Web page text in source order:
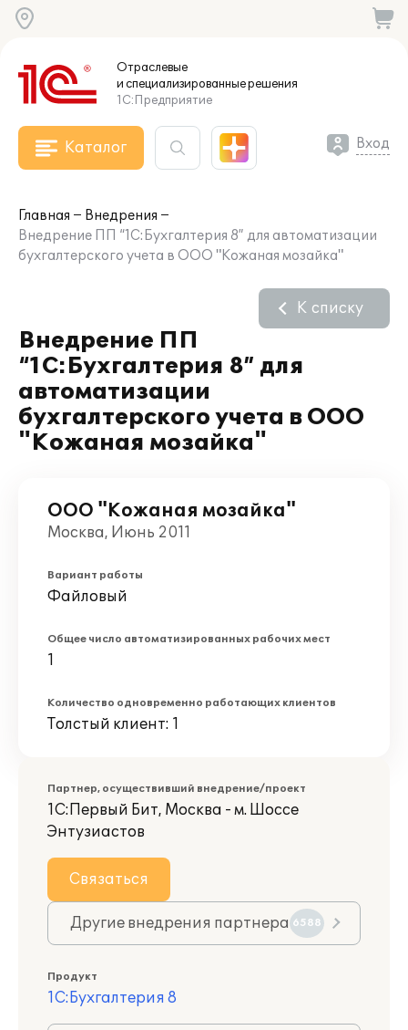
Отраслевые
и специализированныерешения
1С:Предприятие
Каталог Вход
Главная
Внедрения
Внедрение ПП “1С:Бухгалтерия 8” для автоматизации
бухгалтерского учета в ООО "Кожаная мозайка"
Внедрение ПП
“1С:Бухгалтерия 8” для
автоматизации
бухгалтерского учета в ООО
"Кожаная мозайка"
К списку
ООО "Кожаная мозайка"
Москва, Июнь 2011
Вариант работы
Файловый
Общее число автоматизированных рабочих мест
1
Количество одновременно работающих клиентов
Толстый клиент: 1
Партнер, осуществивший внедрение/проект
1С:Первый Бит, Москва - м. Шоссе
Энтузиастов
Связаться
Другие внедрения партнера 6588
Продукт
1С:Бухгалтерия 8